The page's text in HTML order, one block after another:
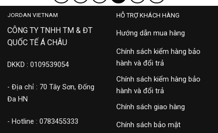
JORDAN VIETNAM
CÔNG TY TNHH TM & ĐT
QUỐC TẾ Á CHÂU
DKKD : 0109539054
- Địa chỉ : 70 Tây Sơn, Đống
Đa HN
- Hotline : 0783455333
HỖ TRỢ KHÁCH HÀNG
Hướng dẫn mua hàng
Chính sách kiểm hàng bảo
hành và đổi trả
Chính sách kiểm hàng bảo
hành và đổi trả
Chính sách giao hàng
Chính sách bảo mật